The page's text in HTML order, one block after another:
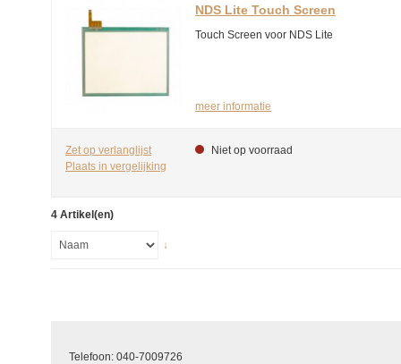
NDS Lite Touch Screen
Touch Screen voor NDS Lite
meer informatie
Zet op verlanglijst
Plaats in vergelijking
Niet op voorraad
4 Artikel(en)
↓
Telefoon: 040-7009726